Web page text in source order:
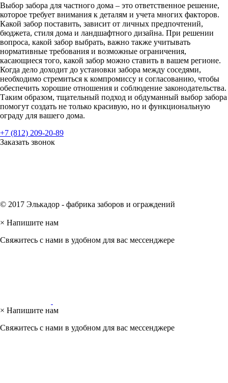
Выбор забора для частного дома – это ответственное решение,
которое требует внимания к деталям и учета многих факторов.
Какой забор поставить, зависит от личных предпочтений,
бюджета, стиля дома и ландшафтного дизайна. При решении
вопроса, какой забор выбрать, важно также учитывать
нормативные требования и возможные ограничения,
касающиеся того, какой забор можно ставить в вашем регионе.
Когда дело доходит до установки забора между соседями,
необходимо стремиться к компромиссу и согласованию, чтобы
обеспечить хорошие отношения и соблюдение законодательства.
Таким образом, тщательный подход и обдуманный выбор забора
помогут создать не только красивую, но и функциональную
ограду для вашего дома.
+7 (812) 209-20-89
Заказать звонок
© 2017 Элькадор - фабрика заборов и ограждений
× Напишите нам
Свяжитесь с нами в удобном для вас мессенджере
× Напишите нам
Свяжитесь с нами в удобном для вас мессенджере